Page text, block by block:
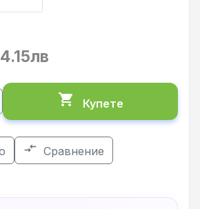
shopping_cart Купете
compare_arrows Сравнение